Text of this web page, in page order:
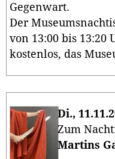
Gegenwart.
Der
von 13:00 bis 13:20
kostenlos, das
Di.,
Zum
Martins